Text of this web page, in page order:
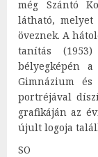
még Szántó
látható,
öveznek. A
tanítás
bélyegképén a
Gimnázium és
portréjával
grafikáján az
újult logoja
SO